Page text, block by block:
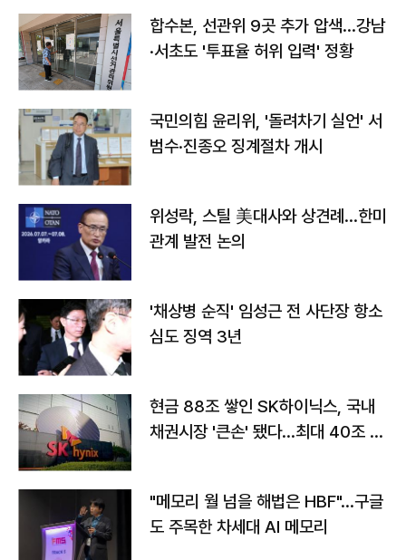
합수본, 선관위 9곳 추가 압색…강남
·서초도 '투표율 허위 입력' 정황
국민의힘 윤리위, '돌려차기 실언' 서
범수·진종오 징계절차 개시
위성락, 스틸 美대사와 상견례…한미
관계 발전 논의
'채상병 순직' 임성근 전 사단장 항소
심도 징역 3년
현금 88조 쌓인 SK하이닉스, 국내
채권시장 '큰손' 됐다…최대 40조 투
"메모리 월 넘을 해법은 HBF"…구글
도 주목한 차세대 AI 메모리